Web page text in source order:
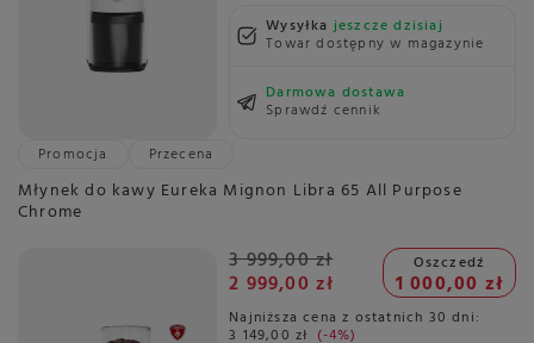
Wysyłkajeszcze dzisiaj
Towar dostępny w magazynie
Darmowa dostawa
Sprawdź cennik
Promocja
Przecena
Młynek do kawy Eureka Mignon Libra 65 All Purpose
Chrome
3 999,00 zł
2 999,00 zł
Oszczedź
1 000,00 zł
Najniższa cena z ostatnich 30 dni:
3 149,00 zł -4%